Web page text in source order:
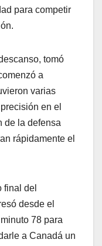
para competir
tomó
a
varias
en el
de la defensa
rápidamente el
final del
desde el
78 para
a Canadá un